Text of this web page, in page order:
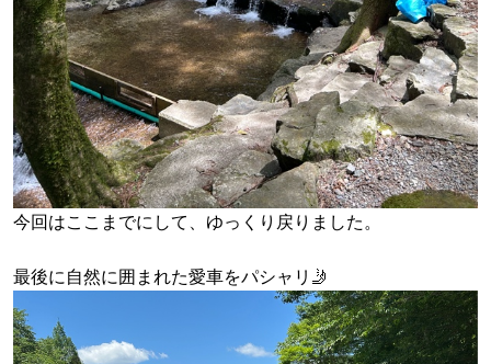
今回はここまでにして、ゆっくり戻りました。
最後に自然に囲まれた愛車をパシャリ🤳